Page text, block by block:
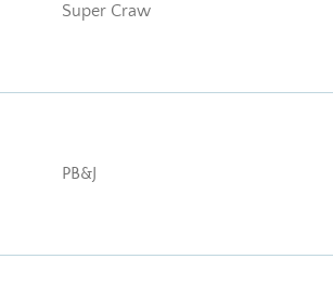
Super Craw
PB&J